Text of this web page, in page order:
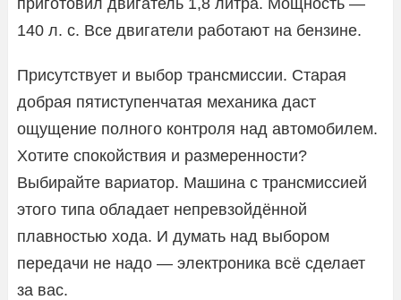
140 л. с. Все двигатели работают на бензине.
Присутствует и выбор трансмиссии. Старая
добрая пятиступенчатая механика даст
ощущение полного контроля над автомобилем.
Хотите спокойствия и размеренности?
Выбирайте вариатор. Машина с трансмиссией
этого типа обладает непревзойдённой
плавностью хода. И думать над выбором
передачи не надо — электроника всё сделает
за вас.